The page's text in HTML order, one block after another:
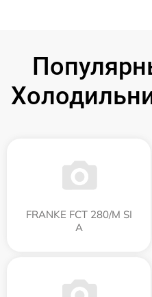
FRANKE FCT 280/M SI
A